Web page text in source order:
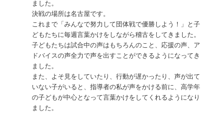
ました。
決戦の場所は名古屋です。
これまで「みんなで努力して団体戦で優勝しよう！」と子
どもたちに毎週言葉かけをしながら稽古をしてきました。
子どもたちは試合中の声はもちろんのこと、応援の声、ア
ドバイスの声全力で声を出すことができるようになってき
ました。
また、よそ見をしていたり、行動が遅かったり、声が出て
いない子がいると、指導者の私が声をかける前に、高学年
の子どもが中心となって言葉かけをしてくれるようになり
ました。